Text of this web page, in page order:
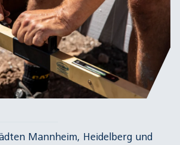
Mannheim, Heidelberg und